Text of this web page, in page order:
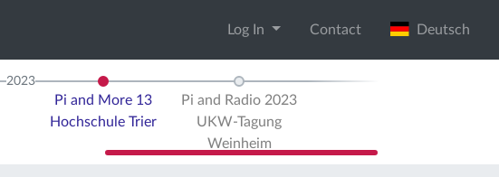
Log In Contact Deutsch
2023
Pi and More 13
Hochschule Trier
Pi and Radio 2023
UKW-Tagung
Weinheim